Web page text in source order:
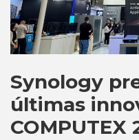
Synology
últimas
COMPUTEX